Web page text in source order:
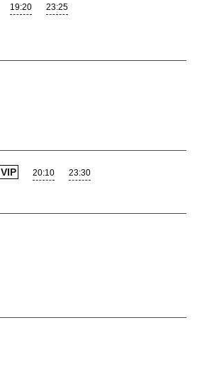
19:20 23:25
VIP 20:10 23:30